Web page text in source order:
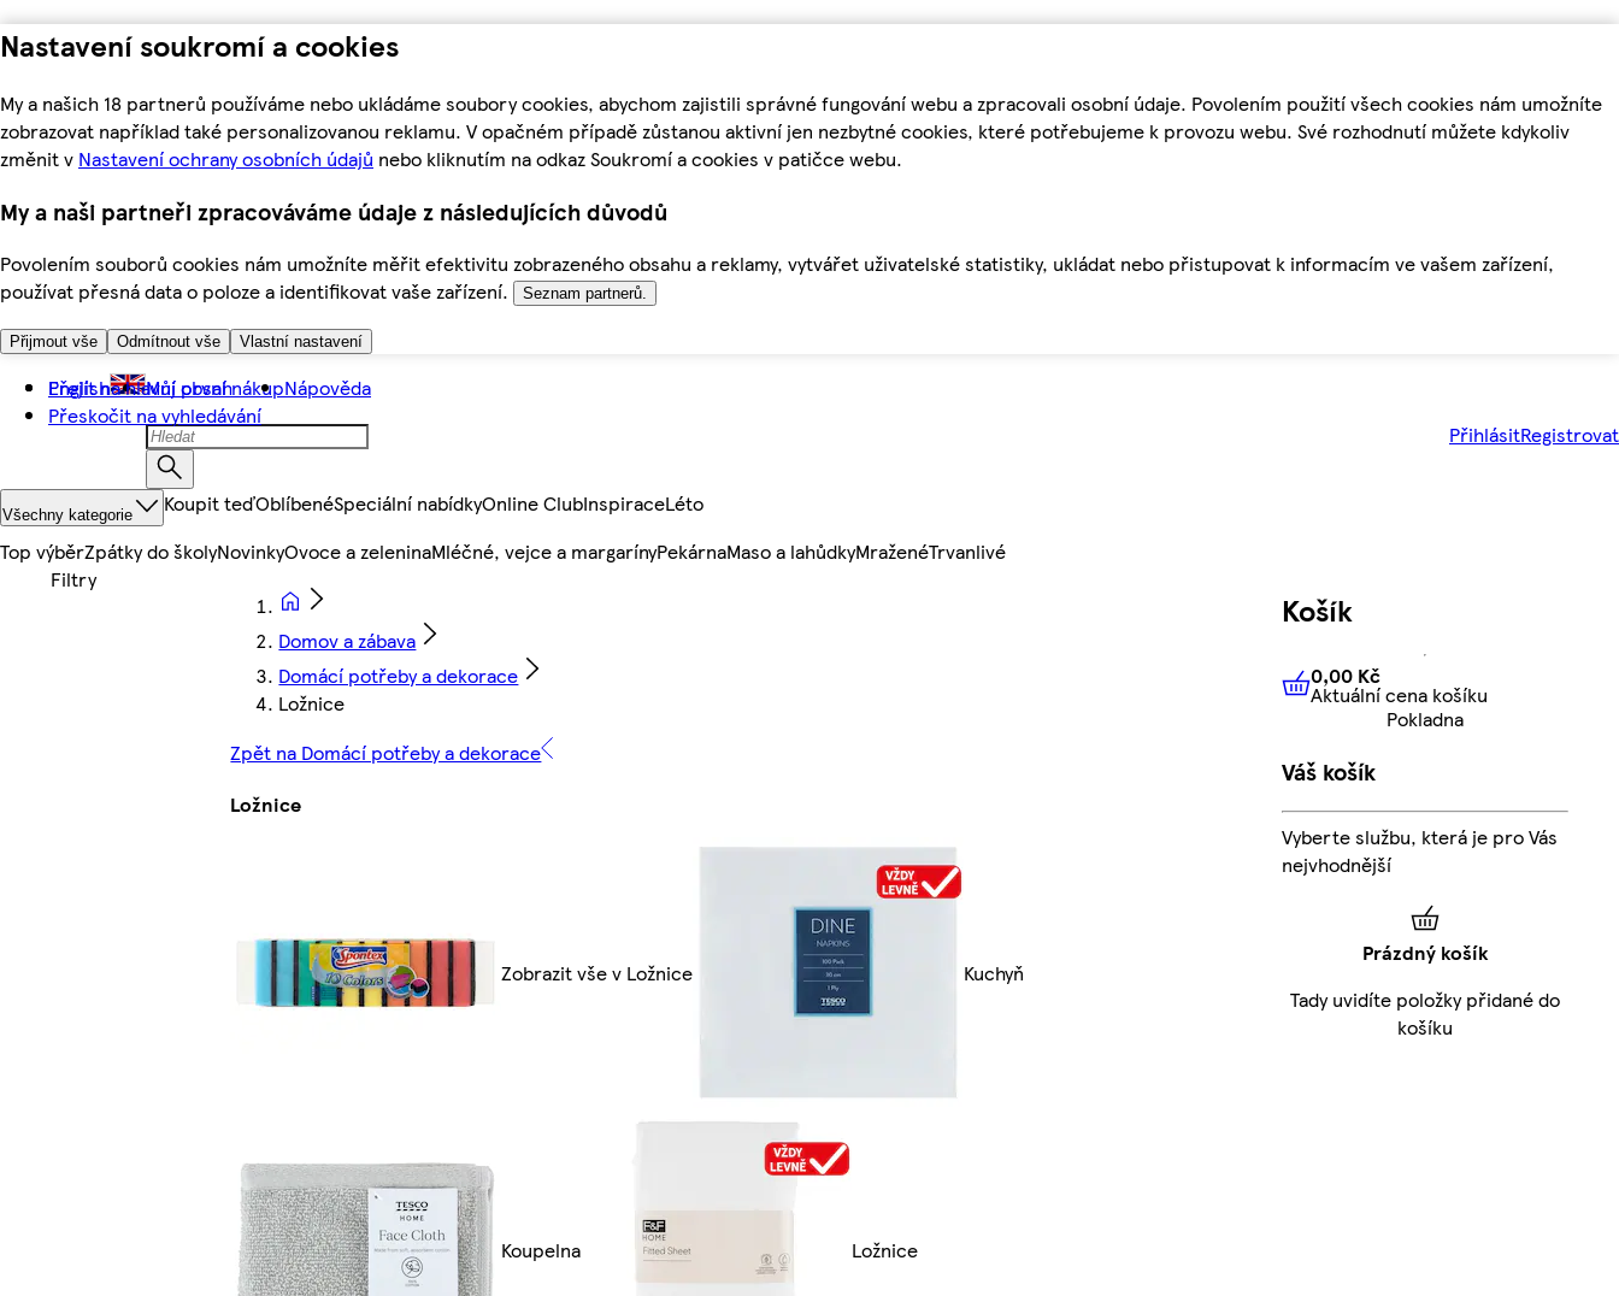
Nastavení soukromí a cookies
My a našich 18 partnerů používáme nebo ukládáme soubory cookies, abychom zajistili správné fungování webu a zpracovali osobní údaje. Povolením použití všech cookies nám umožníte
zobrazovat například také personalizovanou reklamu. V opačném případě zůstanou aktivní jen nezbytné cookies, které potřebujeme k provozu webu. Své rozhodnutí můžete kdykoliv
změnit v Nastavení ochrany osobních údajů nebo kliknutím na odkaz Soukromí a cookies v patičce webu.
My a naši partneři zpracováváme údaje z následujících důvodů
Povolením souborů cookies nám umožníte měřit efektivitu zobrazeného obsahu a reklamy, vytvářet uživatelské statistiky, ukládat nebo přistupovat k informacím ve vašem zařízení,
používat přesná data o poloze a identifikovat vaše zařízení.
Seznam partnerů.
Přijmout vše Odmítnout vše Vlastní nastavení
Přejít na hlavní obsah
Přeskočit na vyhledávání
English Můj první nákupNápověda
PřihlásitRegistrovat
Všechny kategorie Koupit teďOblíbenéSpeciální nabídkyOnline ClubInspiraceLéto
Top výběrZpátky do školyNovinkyOvoce a zeleninaMléčné, vejce a margarínyPekárnaMaso a lahůdkyMraženéTrvanlivé
Domov a zábava
Domácí potřeby a dekorace
Ložnice
Zpět na Domácí potřeby a dekorace
Ložnice
Zobrazit vše v Ložnice Kuchyň
Koupelna Ložnice
Košík
0,00 KčAktuální cena košíku
0,00 Kč
Aktuální cena košíku
Pokladna
Váš košík
Vyberte službu, která je pro Vás
nejvhodnější
Prázdný košík
Tady uvidíte položky přidané do
košíku